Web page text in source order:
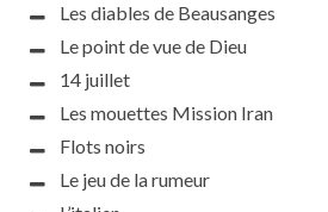
Les diables de Beausanges
Le point de vue de Dieu
14 juillet
Les mouettes Mission Iran
Flots noirs
Le jeu de la rumeur